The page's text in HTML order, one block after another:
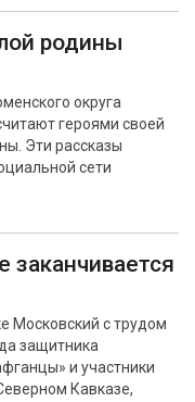
родины
округа
героями своей
Эти рассказы
сети
заканчивается
Московский с трудом
защитника
и участники
Кавказе,